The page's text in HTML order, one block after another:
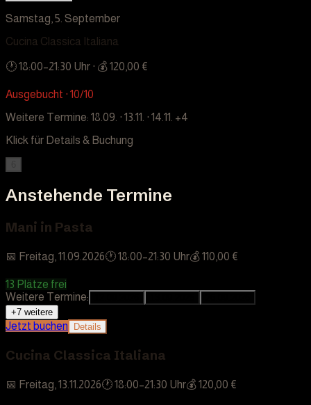
Samstag, 5. September
Cucina Classica Italiana
🕐18:00–21:30 Uhr · 💰 120,00 €
Ausgebucht · 10/10
Weitere Termine: 18.09. · 13.11. · 14.11. +4
Klick für Details & Buchung
Anstehende Termine
Mani in Pasta
📅 Freitag, 11.09.2026🕐18:00–21:30 Uhr💰110,00 €
13 Plätze frei
Weitere Termine:
+7 weitere
Jetzt buchen Details
Cucina Classica Italiana
📅 Freitag, 13.11.2026🕐18:00–21:30 Uhr💰120,00 €